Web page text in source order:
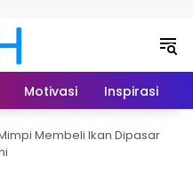
Motivasi Inspirasi
Membeli Ikan Dipasar